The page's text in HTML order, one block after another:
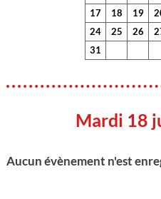
17
18 19
24
25 26
31
Mardi 18
Aucun évènement n'est